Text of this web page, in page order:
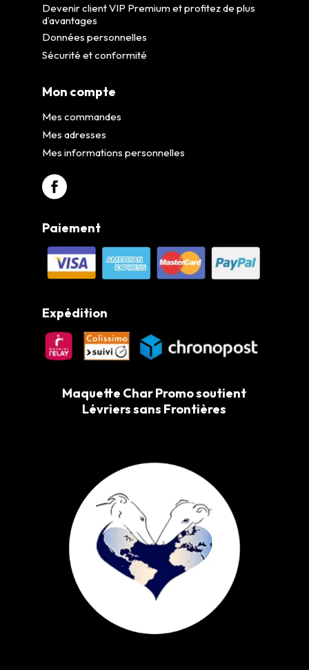
Devenir client VIP Premium et profitez de plus
d’avantages
Données personnelles
Sécurité et conformité
Mon compte
Mes commandes
Mes adresses
Mes informations personnelles
Paiement
Expédition
Maquette Char Promo soutient
Lévriers sans Frontières